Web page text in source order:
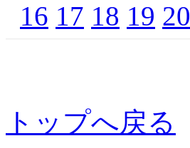
16 17 18 19 20
トップへ戻る